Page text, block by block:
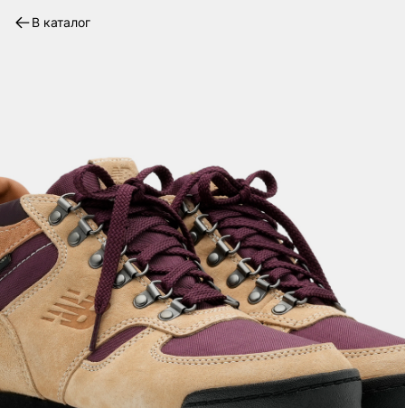
В каталог